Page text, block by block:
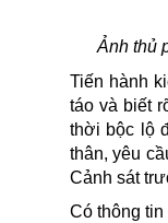
Ảnh thủ
Tiến hành
táo và biết
thời bộc lộ
thân, yêu
Cảnh sát
Có thông